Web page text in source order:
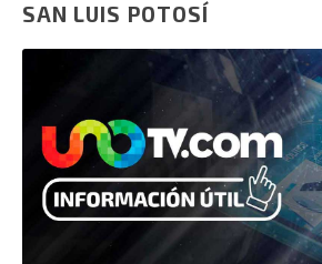
SAN LUIS POTOSÍ